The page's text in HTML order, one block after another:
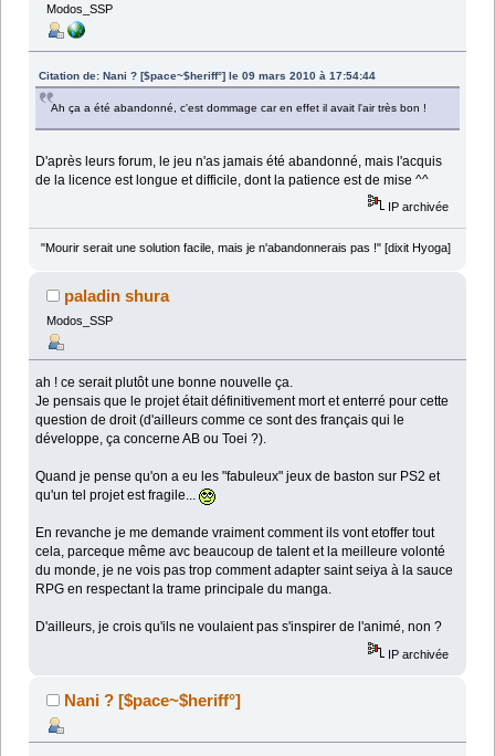
Modos_SSP
Citation de: Nani ? [$pace~$heriff°] le 09 mars 2010 à 17:54:44
Ah ça a été abandonné, c'est dommage car en effet il avait l'air très bon !
D'après leurs forum, le jeu n'as jamais été abandonné, mais l'acquis
de la licence est longue et difficile, dont la patience est de mise ^^
IP archivée
"Mourir serait une solution facile, mais je n'abandonnerais pas !" [dixit Hyoga]
paladin shura
Modos_SSP
ah ! ce serait plutôt une bonne nouvelle ça.
Je pensais que le projet était définitivement mort et enterré pour cette
question de droit (d'ailleurs comme ce sont des français qui le
développe, ça concerne AB ou Toei ?).
Quand je pense qu'on a eu les "fabuleux" jeux de baston sur PS2 et
qu'un tel projet est fragile...
En revanche je me demande vraiment comment ils vont etoffer tout
cela, parceque même avc beaucoup de talent et la meilleure volonté
du monde, je ne vois pas trop comment adapter saint seiya à la sauce
RPG en respectant la trame principale du manga.
D'ailleurs, je crois qu'ils ne voulaient pas s'inspirer de l'animé, non ?
IP archivée
Nani ? [$pace~$heriff°]